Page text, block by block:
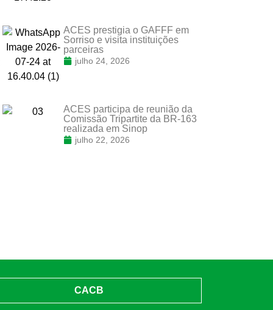
ACES prestigia o GAFFF em
Sorriso e visita instituições
parceiras
julho 24, 2026
ACES participa de reunião da
Comissão Tripartite da BR-163
realizada em Sinop
julho 22, 2026
CACB